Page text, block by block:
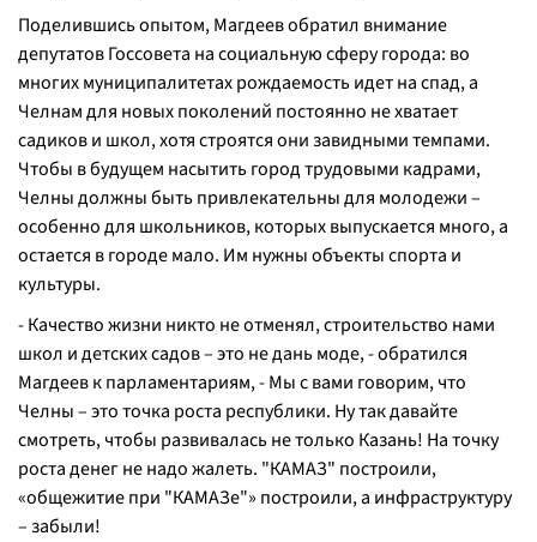
Поделившись опытом, Магдеев обратил внимание
депутатов Госсовета на социальную сферу города: во
многих муниципалитетах рождаемость идет на спад, а
Челнам для новых поколений постоянно не хватает
садиков и школ, хотя строятся они завидными темпами.
Чтобы в будущем насытить город трудовыми кадрами,
Челны должны быть привлекательны для молодежи –
особенно для школьников, которых выпускается много, а
остается в городе мало. Им нужны объекты спорта и
культуры.
- Качество жизни никто не отменял, строительство нами
школ и детских садов – это не дань моде, - обратился
Магдеев к парламентариям, - Мы с вами говорим, что
Челны – это точка роста республики. Ну так давайте
смотреть, чтобы развивалась не только Казань! На точку
роста денег не надо жалеть. "КАМАЗ" построили,
«общежитие при "КАМАЗе"» построили, а инфраструктуру
– забыли!